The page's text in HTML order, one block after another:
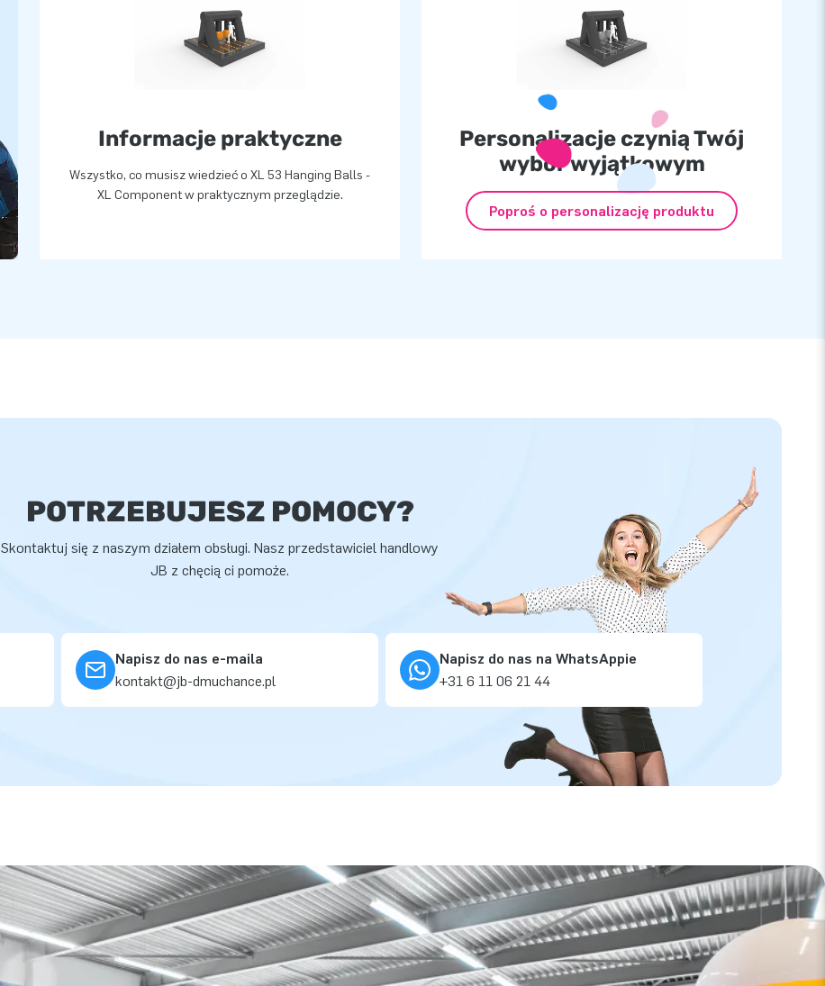
Informacje praktyczne
Wszystko, co musisz wiedzieć o XL 53 Hanging Balls -
XL Component w praktycznym przeglądzie.
Personalizacje czynią Twój
wybór wyjątkowym
Poproś o personalizację produktu
POTRZEBUJESZ POMOCY?
Skontaktuj się z naszym działem obsługi. Nasz przedstawiciel handlowy
JB z chęcią ci pomoże.
Napisz do nas e-maila
kontakt@jb-dmuchance.pl
Napisz do nas na WhatsAppie
+31 6 11 06 21 44